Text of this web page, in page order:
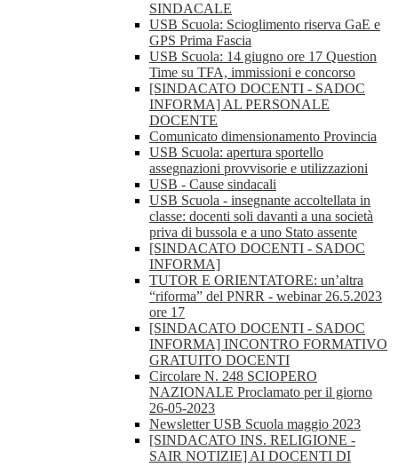
SINDACALE
USB Scuola: Scioglimento riserva GaE e
GPS Prima Fascia
USB Scuola: 14 giugno ore 17 Question
Time su TFA, immissioni e concorso
[SINDACATO DOCENTI - SADOC
INFORMA] AL PERSONALE
DOCENTE
Comunicato dimensionamento Provincia
USB Scuola: apertura sportello
assegnazioni provvisorie e utilizzazioni
USB - Cause sindacali
USB Scuola - insegnante accoltellata in
classe: docenti soli davanti a una società
priva di bussola e a uno Stato assente
[SINDACATO DOCENTI - SADOC
INFORMA]
TUTOR E ORIENTATORE: un’altra
“riforma” del PNRR - webinar 26.5.2023
ore 17
[SINDACATO DOCENTI - SADOC
INFORMA] INCONTRO FORMATIVO
GRATUITO DOCENTI
Circolare N. 248 SCIOPERO
NAZIONALE Proclamato per il giorno
26-05-2023
Newsletter USB Scuola maggio 2023
[SINDACATO INS. RELIGIONE -
SAIR NOTIZIE] AI DOCENTI DI